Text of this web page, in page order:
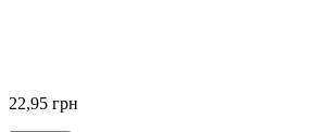
22,95 грн